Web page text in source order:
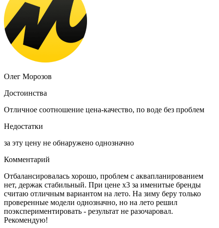
Олег Морозов
Достоинства
Отличное соотношение цена-качество, по воде без проблем
Недостатки
за эту цену не обнаружено однозначно
Комментарий
Отбалансировалась хорошо, проблем с аквапланированием
нет, держак стабильный. При цене х3 за именитые бренды
считаю отличным вариантом на лето. На зиму беру только
проверенные модели однозначно, но на лето решил
поэкспериментировать - результат не разочаровал.
Рекомендую!